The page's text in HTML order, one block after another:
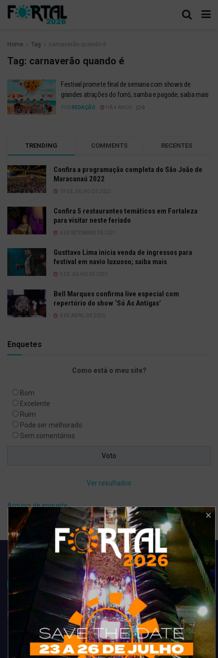
Home Tag carnaverão quando é
Tag: carnaverão quando é
Festival promete final de semana com shows de
grandes atrações do forró, samba e pagode; saiba mais
POR REDAÇÃO HÁ 4 ANOS
TRENDING COMMENTS RECENTES
Confira a programação completa do São João de
Maracanaú 2022
19 DE JULHO DE 2022
Confira 5 restaurantes temáticos em Fortaleza
para visitar neste feriado
6 DE SETEMBRO DE 2021
Gusttavo Lima inicia venda de ingressos para
festival em navio luxuoso; saiba mais
9 DE JULHO DE 2021
Bell Marques confirma live especial com
repertório do show ‘Só As Antigas’
6 DE ABRIL DE 2020
Enquetes
Como está o meu site?
Bom
Excelente
Ruim
Pode ser melhorado
Sem comentários
Ver resultados
Arquivo de enquete
Acompanhe todas as novidades do entretenimento na região de
Fortaleza. Dicas, promoções, coberturas exclusivas e muito mais.